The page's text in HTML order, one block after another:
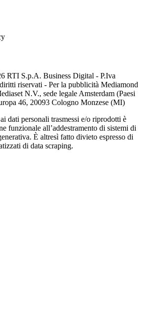
RTI S.p.A. Business Digital - P.Iva
riservati - Per la pubblicità Mediamond
N.V., sede legale Amsterdam (Paesi
46, 20093 Cologno Monzese (MI)
dati personali trasmessi e/o riprodotti è
funzionale all’addestramento di sistemi di
È altresì fatto divieto espresso di
di data scraping.